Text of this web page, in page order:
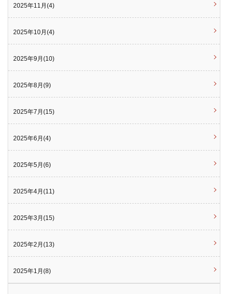
2025年11月(4)
2025年10月(4)
2025年9月(10)
2025年8月(9)
2025年7月(15)
2025年6月(4)
2025年5月(6)
2025年4月(11)
2025年3月(15)
2025年2月(13)
2025年1月(8)